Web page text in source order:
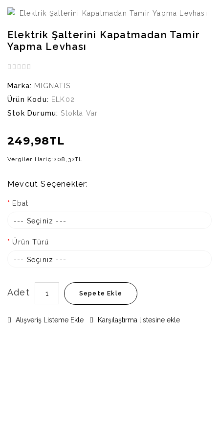
Elektrik Şalterini Kapatmadan Tamir
Yapma Levhası
Marka: MIGNATIS
Ürün Kodu: ELK02
Stok Durumu: Stokta Var
249,98TL
Vergiler Hariç: 208,32TL
Mevcut Seçenekler:
Ebat
--- Seçiniz ---
Ürün Türü
--- Seçiniz ---
Adet Sepete Ekle
Alışveriş Listeme Ekle Karşılaştırma listesine ekle